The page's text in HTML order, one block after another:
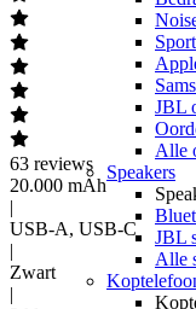
JBL
Alle
Speakers
JBL
Alle
63 reviews
20.000 mAh
|
USB-A, USB-C
|
Zwart
|